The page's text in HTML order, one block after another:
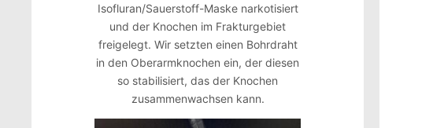
Isofluran/Sauerstoff-Maske narkotisiert
und der Knochen im Frakturgebiet
freigelegt. Wir setzten einen Bohrdraht
in den Oberarmknochen ein, der diesen
so stabilisiert, das der Knochen
zusammenwachsen kann.